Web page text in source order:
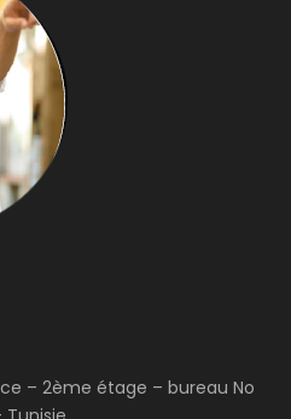
– 2ème étage – bureau No